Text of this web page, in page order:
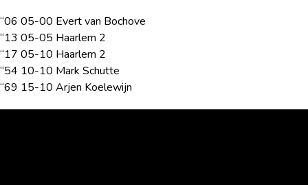
“06 05-00 Evert van Bochove
“13 05-05 Haarlem 2
“17 05-10 Haarlem 2
“54 10-10 Mark Schutte
“69 15-10 Arjen Koelewijn